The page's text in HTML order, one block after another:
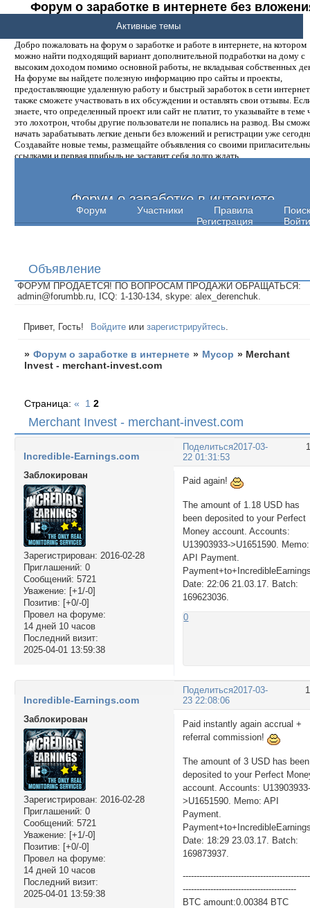
Форум о заработке в интернете без
денег.
Добро пожаловать на форум о заработке и работе в интернете, на котором
можно найти подходящий вариант дополнительной подработки на дому с
высоким доходом помимо основной работы, не вкладывая собственных
На форуме вы найдете полезную информацию про сайты и проекты,
предоставляющие удаленную работу и быстрый заработок в сети
также сможете участвовать в их обсуждении и оставлять свои отзывы.
знаете, что определенный проект или сайт не платит, то указывайте в теме
это лохотрон, чтобы другие пользователи не попались на развод. Вы
начать зарабатывать легкие деньги без вложений и регистрации уже
Создавайте новые темы, размещайте объявления со своими
ссылками и первая прибыль не заставит себя долго ждать.
Форум о заработке в интернете
Форум Участники Правила
Поиск
Регистрация
Войти
Активные темы
Объявление
ФОРУМ ПРОДАЕТСЯ! ПО ВОПРОСАМ ПРОДАЖИ ОБРАЩАТЬСЯ:
admin@forumbb.ru, ICQ: 1-130-134, skype: alex_derenchuk.
Привет, Гость! Войдите илизарегистрируйтесь
» Форум о заработке в интернете » Мусор » Merchant
Invest - merchant-invest.com
Merchant Invest - merchant-invest.com
Страница:« 1 2
Поделиться2017-03-
22 01:31:53
Incredible-Earnings.com
Заблокирован
Зарегистрирован: 2016-02-28
Приглашений: 0
Сообщений: 5721
Уважение: [+1/-0]
Позитив: [+0/-0]
Провел на форуме:
14 дней 10 часов
Последний визит:
2025-04-01 13:59:38
Paid again!
The amount of 1.18 USD has
been deposited to your Perfect
Money account. Accounts:
U13903933->U1651590. Memo:
API Payment.
Date: 22:06 21.03.17. Batch:
169623036.
0
Поделиться2017-03-
23 22:08:06
Incredible-Earnings.com
Заблокирован
Зарегистрирован: 2016-02-28
Приглашений: 0
Сообщений: 5721
Уважение: [+1/-0]
Позитив: [+0/-0]
Провел на форуме:
14 дней 10 часов
Последний визит:
2025-04-01 13:59:38
Paid instantly again accrual +
referral commission!
The amount of 3 USD has been
deposited to your Perfect
account. Accounts:
>U1651590. Memo: API
Payment.
Date: 18:29 23.03.17. Batch:
169873937.
-----------------------------------------
BTC amount:0.00384 BTC